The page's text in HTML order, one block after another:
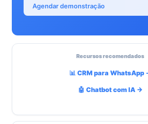
Agendar demonstração
Recursos recomendados
📊 CRM para WhatsApp
🤖 Chatbot com IA →